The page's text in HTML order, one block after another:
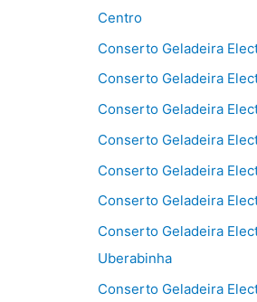
Centro
Conserto Geladeira
Conserto Geladeira
Conserto Geladeira
Conserto Geladeira
Conserto Geladeira
Conserto Geladeira
Conserto Geladeira
Uberabinha
Conserto Geladeira